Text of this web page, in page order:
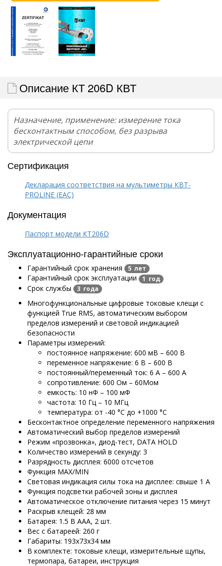
Описание КТ 206D КВТ
Назначение, применение: измерение тока
бесконтактным способом, без разрыва
электрической цепи
Сертификация
Декларация соответствия на мультиметры КВТ-
PROLINE (EAC)
Документация
Паспорт модели КТ206D
Эксплуатационно-гарантийные сроки
Гарантийный срок хранения 5 лет
Гарантийный срок эксплуатации 1 год
Срок службы 3 года
Многофункциональные цифровые токовые клещи с
функцией True RMS, автоматическим выбором
пределов измерений и световой индикацией
безопасности
Параметры измерений:
постоянное напряжение: 600 мВ – 600 В
переменное напряжение: 6 В – 600 В
постоянный/переменный ток: 6 А – 600 А
сопротивление: 600 Ом – 60Мом
емкость: 10 нФ – 100 мФ
частота: 10 Гц – 10 МГц
температура: от -40 °С до +1000 °С
Бесконтактное определение переменного напряжения
Автоматический выбор пределов измерений
Режим «прозвонка», диод-тест, DATA HOLD
Количество измерений в секунду: 3
Разрядность дисплея: 6000 отсчетов
Функция MAX/MIN
Световая индикация силы тока на дисплее: свыше 1 А
Функция подсветки рабочей зоны и дисплея
Автоматическое отключение питания через 15 минут
Раскрыв клещей: 28 мм
Батарея: 1.5 В ААА, 2 шт.
Вес с батареей: 260 г
Габариты: 193х73х34 мм
В комплекте: токовые клещи, измерительные щупы,
термопара, батареи, инструкция